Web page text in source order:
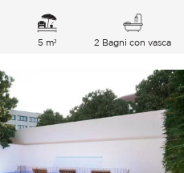
5 m² 2 Bagni con vasca